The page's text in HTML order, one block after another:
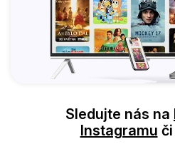
Sledujte nás na
Instagramu či